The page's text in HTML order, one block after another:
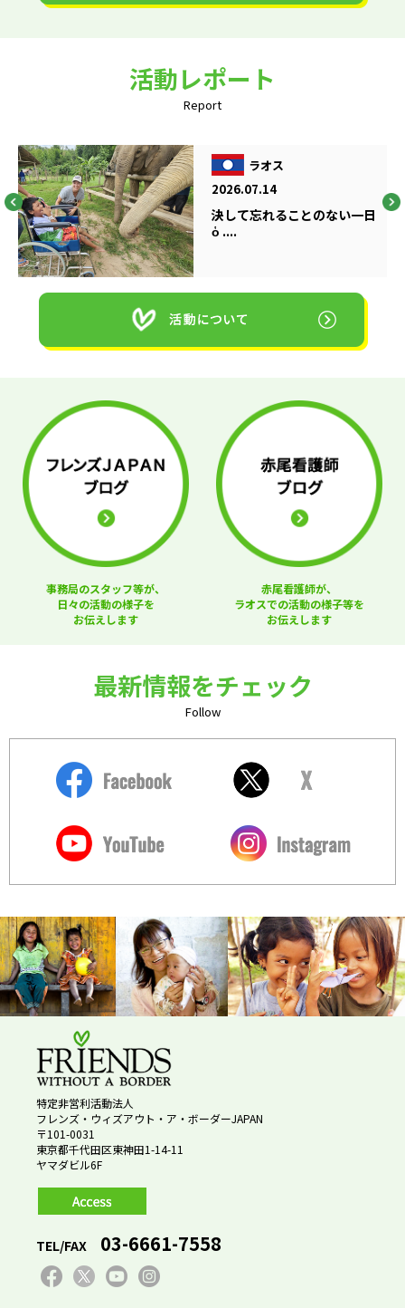
活動レポート
Report
ラオス
2026.07.14
決して忘れることのない一日
ὁ ....
事務局のスタッフ等が、
日々の活動の様子を
お伝えします
赤尾看護師が、
ラオスでの活動の様子等を
お伝えします
最新情報をチェック
Follow
特定非営利活動法人
フレンズ・ウィズアウト・ア・ボーダーJAPAN
〒101-0031
東京都千代田区東神田1-14-11
ヤマダビル6F
TEL/FAX 03-6661-7558